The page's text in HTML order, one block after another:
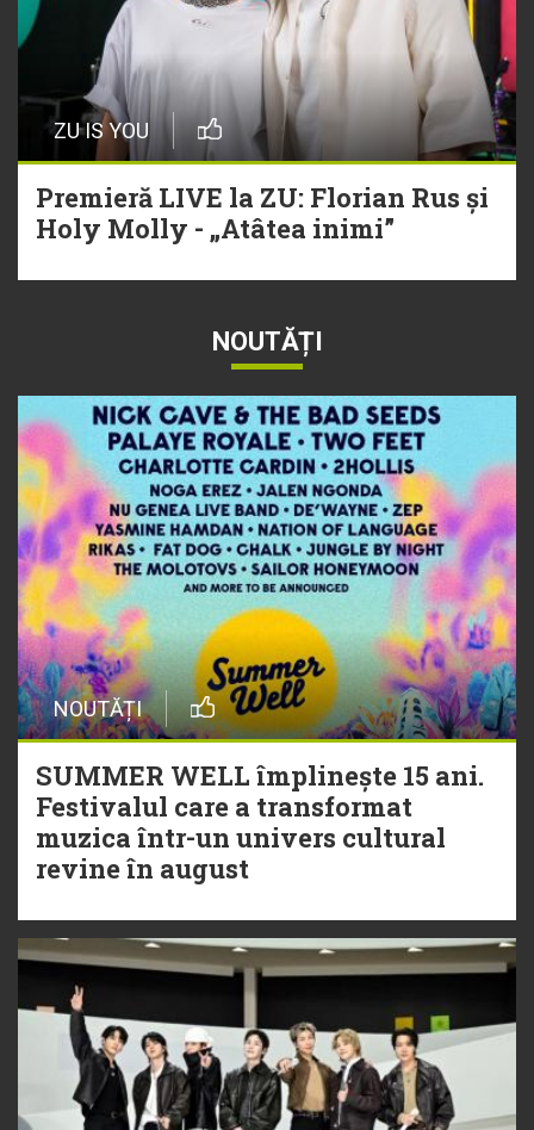
ZU IS YOU
Premieră LIVE la ZU: Florian Rus și
Holy Molly - „Atâtea inimi”
NOUTĂȚI
NOUTĂȚI
SUMMER WELL împlinește 15 ani.
Festivalul care a transformat
muzica într-un univers cultural
revine în august